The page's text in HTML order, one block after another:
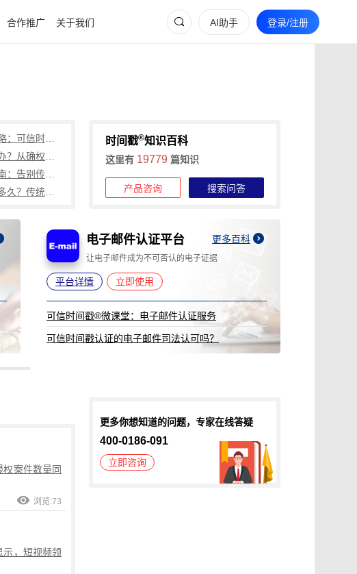
合作推广 关于我们 AI助手 登录/注册
时间戳®知识百科
这里有 19779 篇知识
产品咨询 搜索问答
电子邮件认证平台 更多百科
让电子邮件成为不可否认的电子证据
平台详情 立即使用
可信时间戳®微课堂：电子邮件认证服务
可信时间戳认证的电子邮件司法认可吗？
案件数量同
浏览:73
示，短视频领
更多你想知道的问题，专家在线答疑
400-0186-091
立即咨询